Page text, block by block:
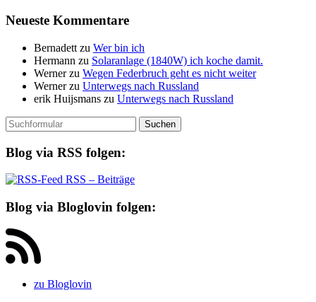
Neueste Kommentare
Bernadett zu Wer bin ich
Hermann zu Solaranlage (1840W) ich koche damit.
Wernerzu Wegen Federbruch geht es nicht weiter
Wernerzu Unterwegs nach Russland
erik Huijsmans zu Unterwegs nach Russland
Suchen
nach:
Blog via RSS folgen:
RSS – Beiträge
Blog via Bloglovin folgen:
zu Bloglovin